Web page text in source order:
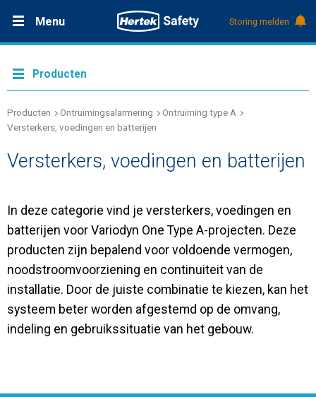
Menu
Producten
Service & Onderhoud
Over Hertek
Werken bij Hertek
Contact
Storing melden
Producten
Producten Ontruimingsalarmering
Ontruiming type A
Versterkers, voedingen en batterijen
Versterkers, voedingen en batterijen
In deze categorie vind je versterkers, voedingen en
batterijen voor Variodyn One Type A-projecten. Deze
producten zijn bepalend voor voldoende vermogen,
noodstroomvoorziening en continuiteit van de
installatie. Door de juiste combinatie te kiezen, kan het
systeem beter worden afgestemd op de omvang,
indeling en gebruikssituatie van het gebouw.